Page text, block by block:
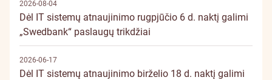
2026-08-04
Dėl IT sistemų atnaujinimo rugpjūčio 6 d. naktį galimi
„Swedbank“ paslaugų trikdžiai
2026-06-17
Dėl IT sistemų atnaujinimo birželio 18 d. naktį galimi